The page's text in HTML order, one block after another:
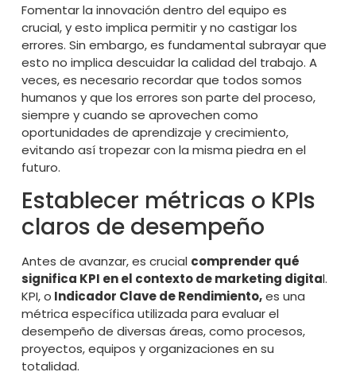
Fomentar la innovación dentro del equipo es
crucial, y esto implica permitir y no castigar los
errores. Sin embargo, es fundamental subrayar que
esto no implica descuidar la calidad del trabajo. A
veces, es necesario recordar que todos somos
humanos y que los errores son parte del proceso,
siempre y cuando se aprovechen como
oportunidades de aprendizaje y crecimiento,
evitando así tropezar con la misma piedra en el
futuro.
Establecer métricas o KPIs
claros de desempeño
Antes de avanzar, es crucial comprender qué
significa KPI en el contexto de marketing digital.
KPI, o Indicador Clave de Rendimiento,es una
métrica específica utilizada para evaluar el
desempeño de diversas áreas, como procesos,
proyectos, equipos y organizaciones en su
totalidad.